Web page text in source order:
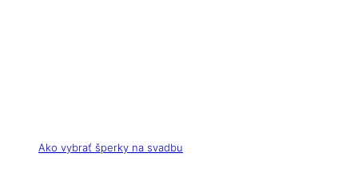
Ako vybrať šperky na svadbu